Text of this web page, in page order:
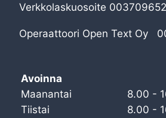
Verkkolaskuosoite
Operaattoori Open Text Oy
Avoinna
Maanantai
8.00 -
Tiistai
8.00 -